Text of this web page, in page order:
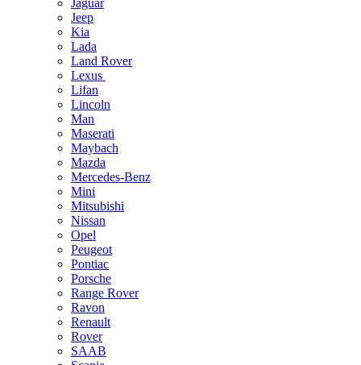
Jaguar
Jeep
Kia
Lada
Land Rover
Lexus
Lifan
Lincoln
Man
Maserati
Maybach
Mazda
Mercedes-Benz
Mini
Mitsubishi
Nissan
Opel
Peugeot
Pontiac
Porsche
Range Rover
Ravon
Renault
Rover
SAAB